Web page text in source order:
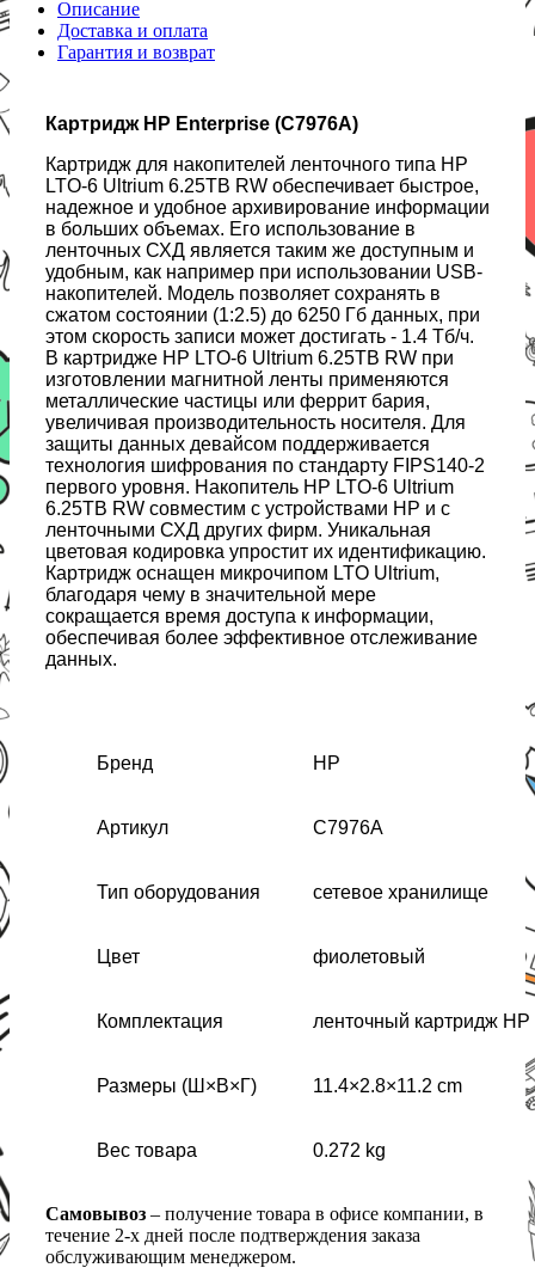
Описание
Доставка и оплата
Гарантия и возврат
Картридж HP Enterprise (C7976A)
Картридж для накопителей ленточного типа HP
LTO-6 Ultrium 6.25TB RW обеспечивает быстрое,
надежное и удобное архивирование информации
в больших объемах. Его использование в
ленточных СХД является таким же доступным и
удобным, как например при использовании USB-
накопителей. Модель позволяет сохранять в
сжатом состоянии (1:2.5) до 6250 Гб данных, при
этом скорость записи может достигать - 1.4 Тб/ч.
В картридже HP LTO-6 Ultrium 6.25TB RW при
изготовлении магнитной ленты применяются
металлические частицы или феррит бария,
увеличивая производительность носителя. Для
защиты данных девайсом поддерживается
технология шифрования по стандарту FIPS140-2
первого уровня. Накопитель HP LTO-6 Ultrium
6.25TB RW совместим с устройствами HP и с
ленточными СХД других фирм. Уникальная
цветовая кодировка упростит их идентификацию.
Картридж оснащен микрочипом LTO Ultrium,
благодаря чему в значительной мере
сокращается время доступа к информации,
обеспечивая более эффективное отслеживание
данных.
Бренд HP
Артикул C7976A
Тип оборудования сетевое хранилище
Цвет фиолетовый
Комплектация ленточный картридж
Размеры (Ш×В×Г) 11.4×2.8×11.2 cm
Вес товара 0.272 kg
Самовывоз – получение товара в офисе компании, в
течение 2-х дней после подтверждения заказа
обслуживающим менеджером.